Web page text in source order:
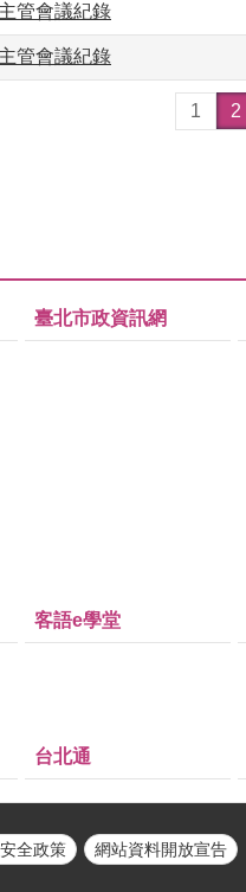
管會議紀錄
管會議紀錄
1 2
臺北市政資訊網
客語e學堂
台北通
全政策 網站資料開放宣告